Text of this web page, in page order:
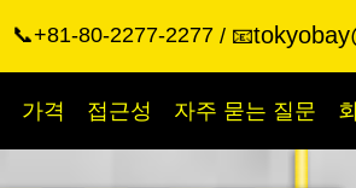
📞+81-80-2277-2277 📧
가격 접근성 자주 묻는 질문